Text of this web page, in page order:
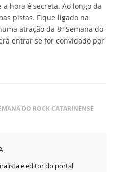
a hora é secreta. Ao longo da
pistas. Fique ligado na
atração da 8ª Semana do
entrar se for convidado por
DO ROCK CATARINENSE
e editor do portal